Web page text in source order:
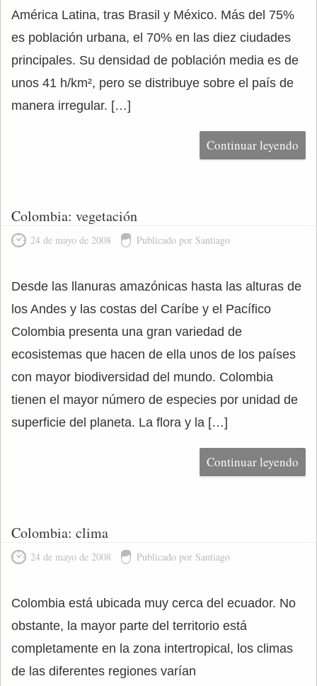
América Latina, tras Brasil y México. Más del 75%
es población urbana, el 70% en las diez ciudades
principales. Su densidad de población media es de
unos 41 h/km², pero se distribuye sobre el país de
manera irregular. […]
Continuar leyendo
Colombia: vegetación
24 de mayo de 2008 Publicado por Santiago
Desde las llanuras amazónicas hasta las alturas de
los Andes y las costas del Caríbe y el Pacífico
Colombia presenta una gran variedad de
ecosistemas que hacen de ella unos de los países
con mayor biodiversidad del mundo. Colombia
tienen el mayor número de especies por unidad de
superficie del planeta. La flora y la […]
Continuar leyendo
Colombia: clima
24 de mayo de 2008 Publicado por Santiago
Colombia está ubicada muy cerca del ecuador. No
obstante, la mayor parte del territorio está
completamente en la zona intertropical, los climas
de las diferentes regiones varían